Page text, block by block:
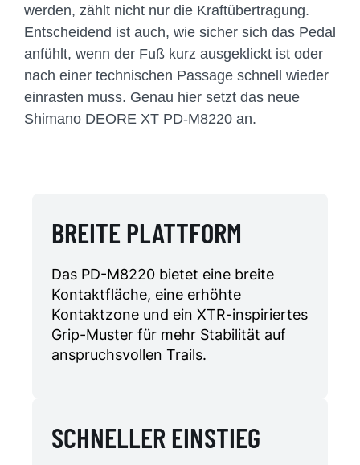
werden, zählt nicht nur die Kraftübertragung.
Entscheidend ist auch, wie sicher sich das Pedal
anfühlt, wenn der Fuß kurz ausgeklickt ist oder
nach einer technischen Passage schnell wieder
einrasten muss. Genau hier setzt das neue
Shimano DEORE XT PD-M8220 an.
BREITE PLATTFORM
Das PD-M8220 bietet eine breite
Kontaktfläche, eine erhöhte
Kontaktzone und ein XTR-inspiriertes
Grip-Muster für mehr Stabilität auf
anspruchsvollen Trails.
SCHNELLER EINSTIEG